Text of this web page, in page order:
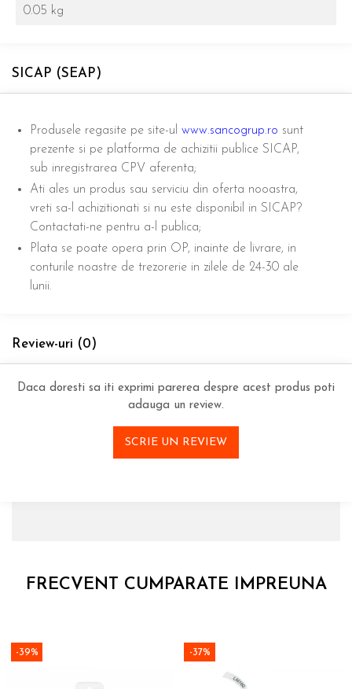
0.05 kg
SICAP (SEAP)
Produsele regasite pe site-ul www.sancogrup.ro sunt
prezente si pe platforma de achizitii publice SICAP,
sub inregistrarea CPV aferenta;
Ati ales un produs sau serviciu din oferta nooastra,
vreti sa-l achizitionati si nu este disponibil in SICAP?
Contactati-ne pentru a-l publica;
Plata se poate opera prin OP, inainte de livrare, in
conturile noastre de trezorerie in zilele de 24-30 ale
lunii.
Review-uri (0)
Daca doresti sa iti exprimi parerea despre acest produs poti
adauga un review.
SCRIE UN REVIEW
FRECVENT CUMPARATE IMPREUNA
-39% -37%